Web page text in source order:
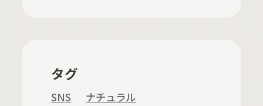
タグ
SNS
ナチュラル